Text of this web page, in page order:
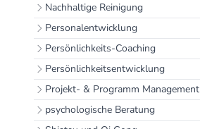
Nachhaltige Reinigung
Personalentwicklung
Persönlichkeits-Coaching
Persönlichkeitsentwicklung
Projekt- & Programm Management
psychologische Beratung